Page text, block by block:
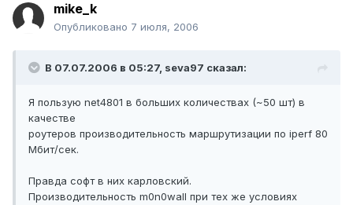
mike_k
Опубликовано 7 июля, 2006
В 07.07.2006 в 05:27, seva97 сказал:
Я пользую net4801 в больших количествах (~50 шт) в
качестве
роутеров производительность маршрутизации по iperf 80
Мбит/сек.
Правда софт в них карловский.
Производительность m0n0wall при тех же условиях